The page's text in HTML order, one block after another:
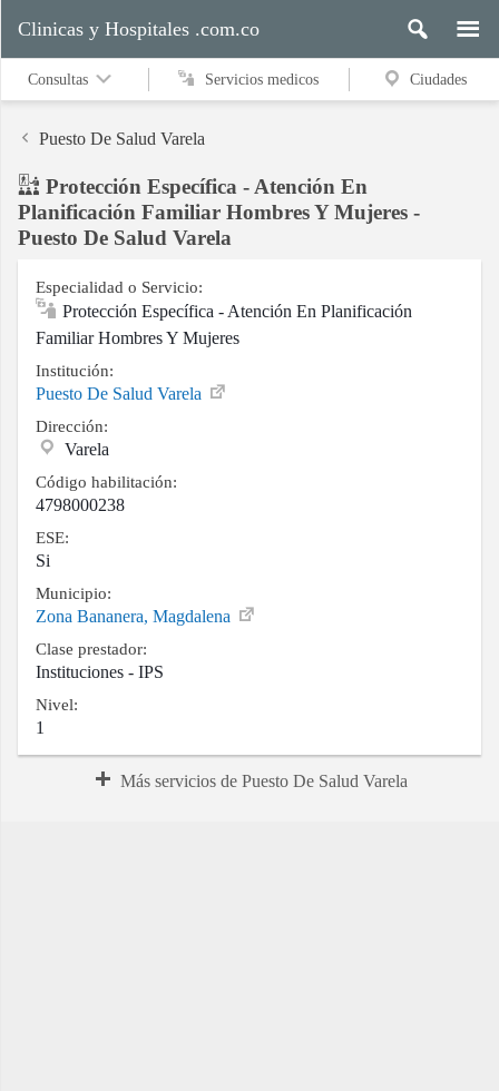
Servicios
medicos
Ciudades
Buscar
Contacto
Clinicas y Hospitales .com.co
Consultas Servicios medicos Ciudades
Puesto De Salud Varela
Protección Específica - Atención En
Planificación Familiar Hombres Y Mujeres -
Puesto De Salud Varela
Especialidad o Servicio:
Protección Específica - Atención En Planificación
Familiar Hombres Y Mujeres
Institución:
Puesto De Salud Varela
Dirección:
Varela
Código habilitación:
4798000238
ESE:
Si
Municipio:
Zona Bananera, Magdalena
Clase prestador:
Instituciones - IPS
Nivel:
1
Más servicios de Puesto De Salud Varela